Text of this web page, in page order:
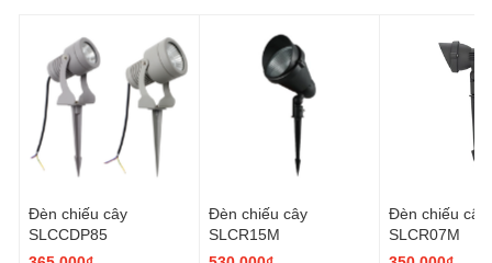
Đèn chiếu cây
SLCCDP85
Đèn chiếu cây
SLCR15M
Đèn chiếu cây
SLCR07M